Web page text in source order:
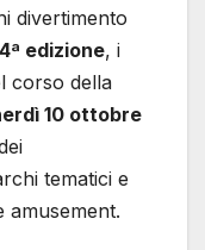
divertimento
edizione, i
corso della
10 ottobre
tematici e
amusement.